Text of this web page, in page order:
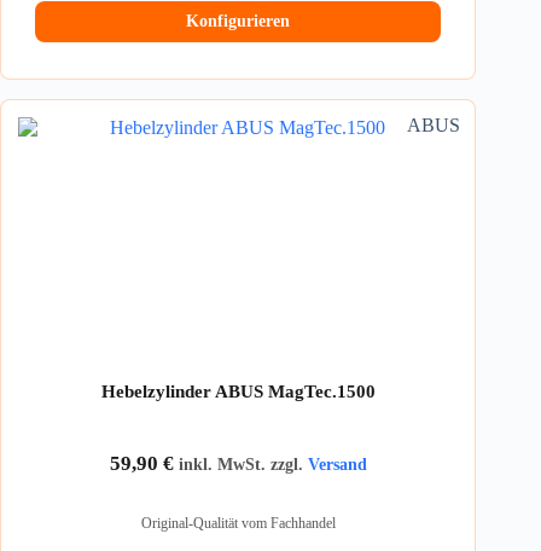
Konfigurieren
ABUS
Hebelzylinder ABUS MagTec.1500
59,90 € inkl. MwSt. zzgl. Versand
Original-Qualität vom Fachhandel